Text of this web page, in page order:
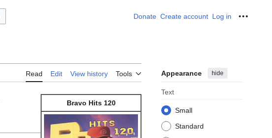
Donate Create account Log in
Read Edit View history Tools Appearance hide
Text
Small
Standard
Bravo Hits 120